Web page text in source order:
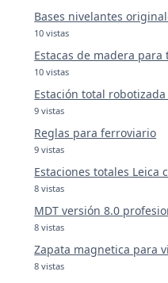
Bases nivelantes
10 vistas
Estacas de madera para
10 vistas
Estación total robotizada
9 vistas
Reglas para ferroviario
9 vistas
Estaciones totales Leica
8 vistas
MDT versión 8.0
8 vistas
Zapata magnetica para
8 vistas